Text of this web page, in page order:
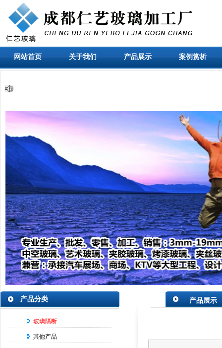
网站首页 关于我们 产品展示 案例赏析
产品分类
玻璃隔断
其他产品
产品展示